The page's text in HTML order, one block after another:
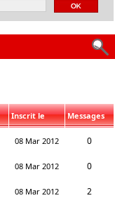
Inscrit le Messages
08 Mar 2012 0
08 Mar 2012 0
08 Mar 2012 2